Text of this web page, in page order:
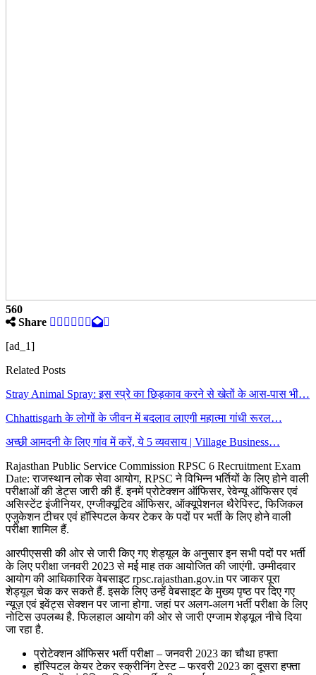
560
Share
[ad_1]
Related Posts
Stray Animal Spray: इस स्प्रे का छिड़काव करने से खेतों के आस-पास भी…
Chhattisgarh के लोगों के जीवन में बदलाव लाएगी महात्मा गांधी रूरल…
अच्छी आमदनी के लिए गांव में करें, ये 5 व्यवसाय | Village Business…
Rajasthan Public Service Commission RPSC 6 Recruitment Exam
Date: राजस्थान लोक सेवा आयोग, RPSC ने विभिन्न भर्तियों के लिए होने वाली
परीक्षाओं की डेट्स जारी की हैं. इनमें प्रोटेक्शन ऑफिसर, रेवेन्यू ऑफिसर एवं
असिस्टेंट इंजीनियर, एग्जीक्यूटिव ऑफिसर, ऑक्यूपेशनल थैरेपिस्ट, फिजिकल
एजुकेशन टीचर एवं हॉस्पिटल केयर टेकर के पदों पर भर्ती के लिए होने वाली
परीक्षा शामिल हैं.
आरपीएससी की ओर से जारी किए गए शेड्यूल के अनुसार इन सभी पदों पर भर्ती
के लिए परीक्षा जनवरी 2023 से मई माह तक आयोजित की जाएंगी. उम्मीदवार
आयोग की आधिकारिक वेबसाइट rpsc.rajasthan.gov.in पर जाकर पूरा
शेड्यूल चेक कर सकते हैं. इसके लिए उन्हें वेबसाइट के मुख्य पृष्ठ पर दिए गए
न्यूज़ एवं इवेंट्स सेक्शन पर जाना होगा. जहां पर अलग-अलग भर्ती परीक्षा के लिए
नोटिस उपलब्ध है. फिलहाल आयोग की ओर से जारी एग्जाम शेड्यूल नीचे दिया
जा रहा है.
प्रोटेक्शन ऑफिसर भर्ती परीक्षा – जनवरी 2023 का चौथा हफ्ता
हॉस्पिटल केयर टेकर स्क्रीनिंग टेस्ट – फरवरी 2023 का दूसरा हफ्ता